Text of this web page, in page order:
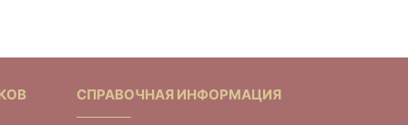
СПРАВОЧНАЯ ИНФОРМАЦИЯ